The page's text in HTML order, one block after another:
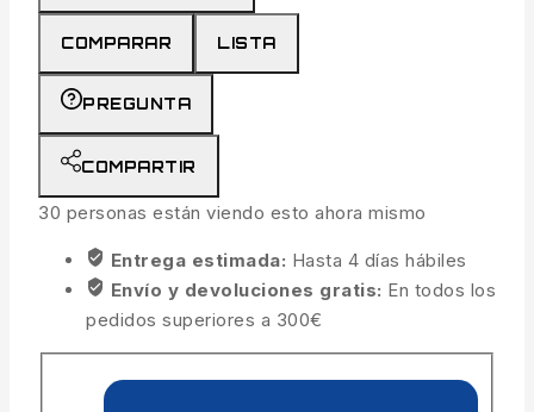
COMPARAR LISTA
PREGUNTA
COMPARTIR
30 personas están viendo esto ahora mismo
Entrega estimada: Hasta 4 días hábiles
Envío y devoluciones gratis: En todos los
pedidos superiores a 300€